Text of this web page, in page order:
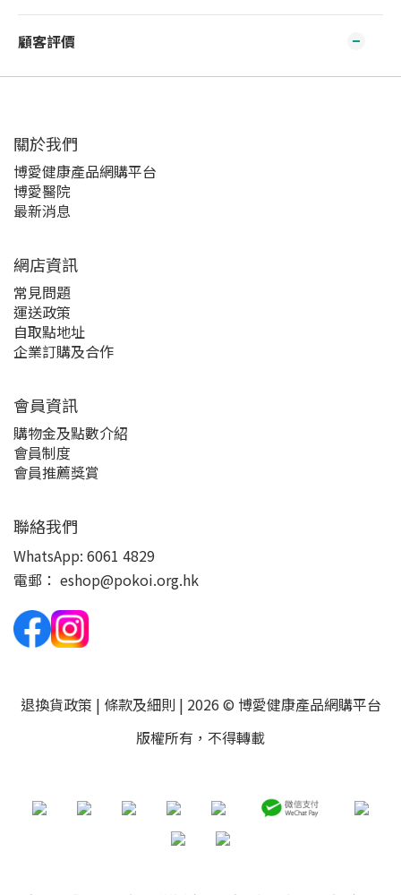
顧客評價
關於我們‎
博愛健康產品網購平台
博愛醫院
最新消息
網店資訊
常見問題
運送政策
自取點地址
企業訂購及合作
會員資訊
購物金及點數介紹
會員制度
會員推薦獎賞
聯絡我們
WhatsApp: 6061 4829
電郵： eshop@pokoi.org.hk
退換貨政策 | 條款及細則 | 2026 © 博愛健康產品網購平台
版權所有，不得轉載